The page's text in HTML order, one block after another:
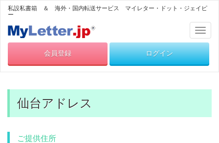
私設私書箱 ＆ 海外・国内転送サービス マイレター・ドット・ジェイピ
ー
会員登録
ログイン
仙台アドレス
ご提供住所